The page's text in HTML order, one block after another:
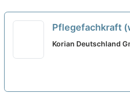
Pflegefachkraft
Teilzeit neu
Korian Deutschland